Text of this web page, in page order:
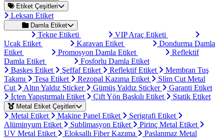
Etiket Çeşitleri
Leksan Etiket
Damla Etiket
Tekne Etiketi
VIP Araç Etiketi
Uçak Etiket
Karavan Etiket
Dondurma Damla
Etiket
Promosyon Damla Etiket
Reflektif
Damla Etiket
Fosforlu Damla Etiket
Baskes Etiket
Şeffaf Etiket Reflektif Etiket
Membran Tuş
Takımı
Tesa Etiket Rezopal Kazıma Etiket
Slim Cut Metal
Cut
Altın Yaldız Sticker Gümüş Yaldız Sticker
Garanti Etiket
İçten Yapıştırmalı Etiket
Çift Yön Baskılı Etiket Statik Etiket
Metal Etiket Çeşitleri
Metal Etiket Makine Panel Etiket
Serigrafi Etiket
Alüminyum Etiket
Sublimasyon Etiket
Pirinç Metal Etiket
UV Metal Etiket
Eloksallı Fiber Kazıma
Paslanmaz Metal